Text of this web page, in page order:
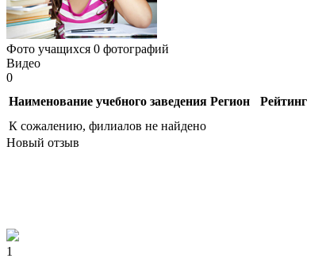
Фото учащихся 0 фотографий
Видео
0
Наименование учебного заведения Регион Рейтинг
К сожалению, филиалов не найдено
Новый отзыв
1